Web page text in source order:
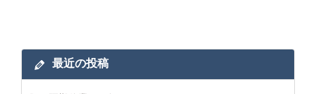
最近の投稿